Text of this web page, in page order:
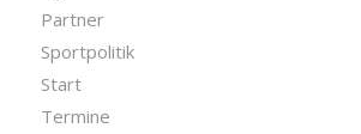
Partner
Sportpolitik
Start
Termine